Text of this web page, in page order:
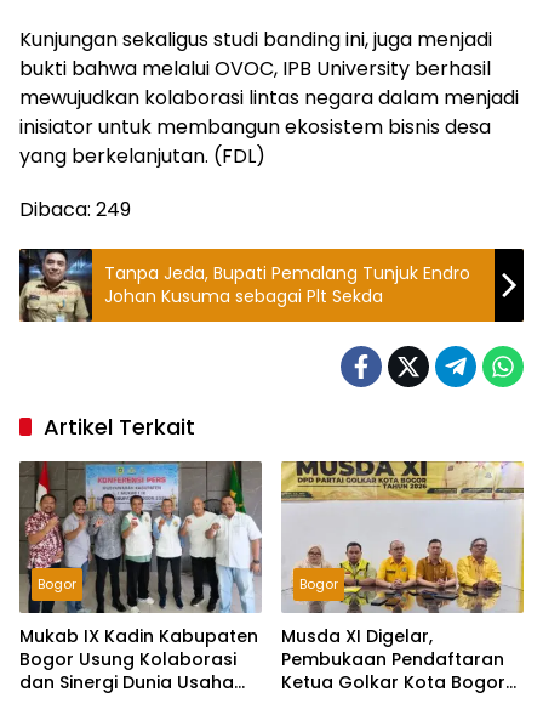
Kunjungan sekaligus studi banding ini, juga menjadi
bukti bahwa melalui OVOC, IPB University berhasil
mewujudkan kolaborasi lintas negara dalam menjadi
inisiator untuk membangun ekosistem bisnis desa
yang berkelanjutan. (FDL)
Dibaca: 249
Tanpa Jeda, Bupati Pemalang Tunjuk Endro
Johan Kusuma sebagai Plt Sekda
Artikel Terkait
Bogor
Mukab IX Kadin Kabupaten
Bogor Usung Kolaborasi
dan Sinergi Dunia Usaha
Bogor
Musda XI Digelar,
Pembukaan Pendaftaran
Ketua Golkar Kota Bogor